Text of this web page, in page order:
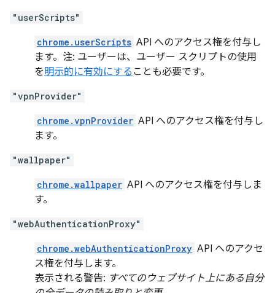
"userScripts"
chrome.userScripts API へのアクセス権を付与し
ます。注: ユーザーは、ユーザー スクリプトの使用
を明示的に有効にする ことも必要です。
"vpnProvider"
chrome.vpnProvider API へのアクセス権を付与し
ます。
"wallpaper"
chrome.wallpaper API へのアクセス権を付与しま
す。
"webAuthenticationProxy"
chrome.webAuthenticationProxy API へのアクセ
ス権を付与します。
表示される警告: すべてのウェブサイト上にある自分